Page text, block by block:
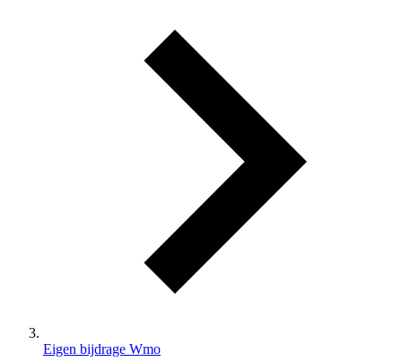
Eigen bijdrage Wmo